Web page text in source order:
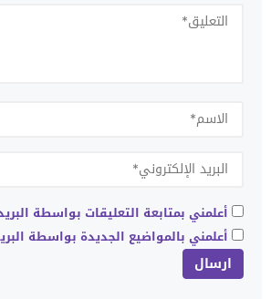
أعلمني بمتابعة التعليقات بواسطة
أعلمني بالمواضيع الجديدة بواسطة